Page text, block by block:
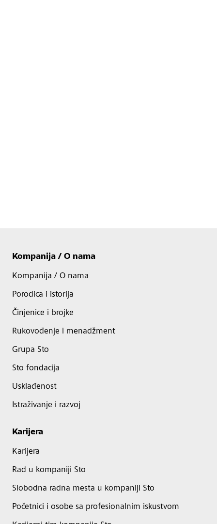
Kompanija / O nama
Kompanija / O nama
Porodica i istorija
Činjenice i brojke
Rukovođenje i menadžment
Grupa Sto
Sto fondacija
Usklađenost
Istraživanje i razvoj
Karijera
Karijera
Rad u kompaniji Sto
Slobodna radna mesta u kompaniji Sto
Početnici i osobe sa profesionalnim iskustvom